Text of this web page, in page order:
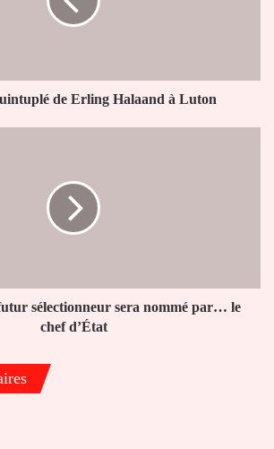
de Erling Halaand à Luton
sélectionneur sera nommé par… le
chef d’État